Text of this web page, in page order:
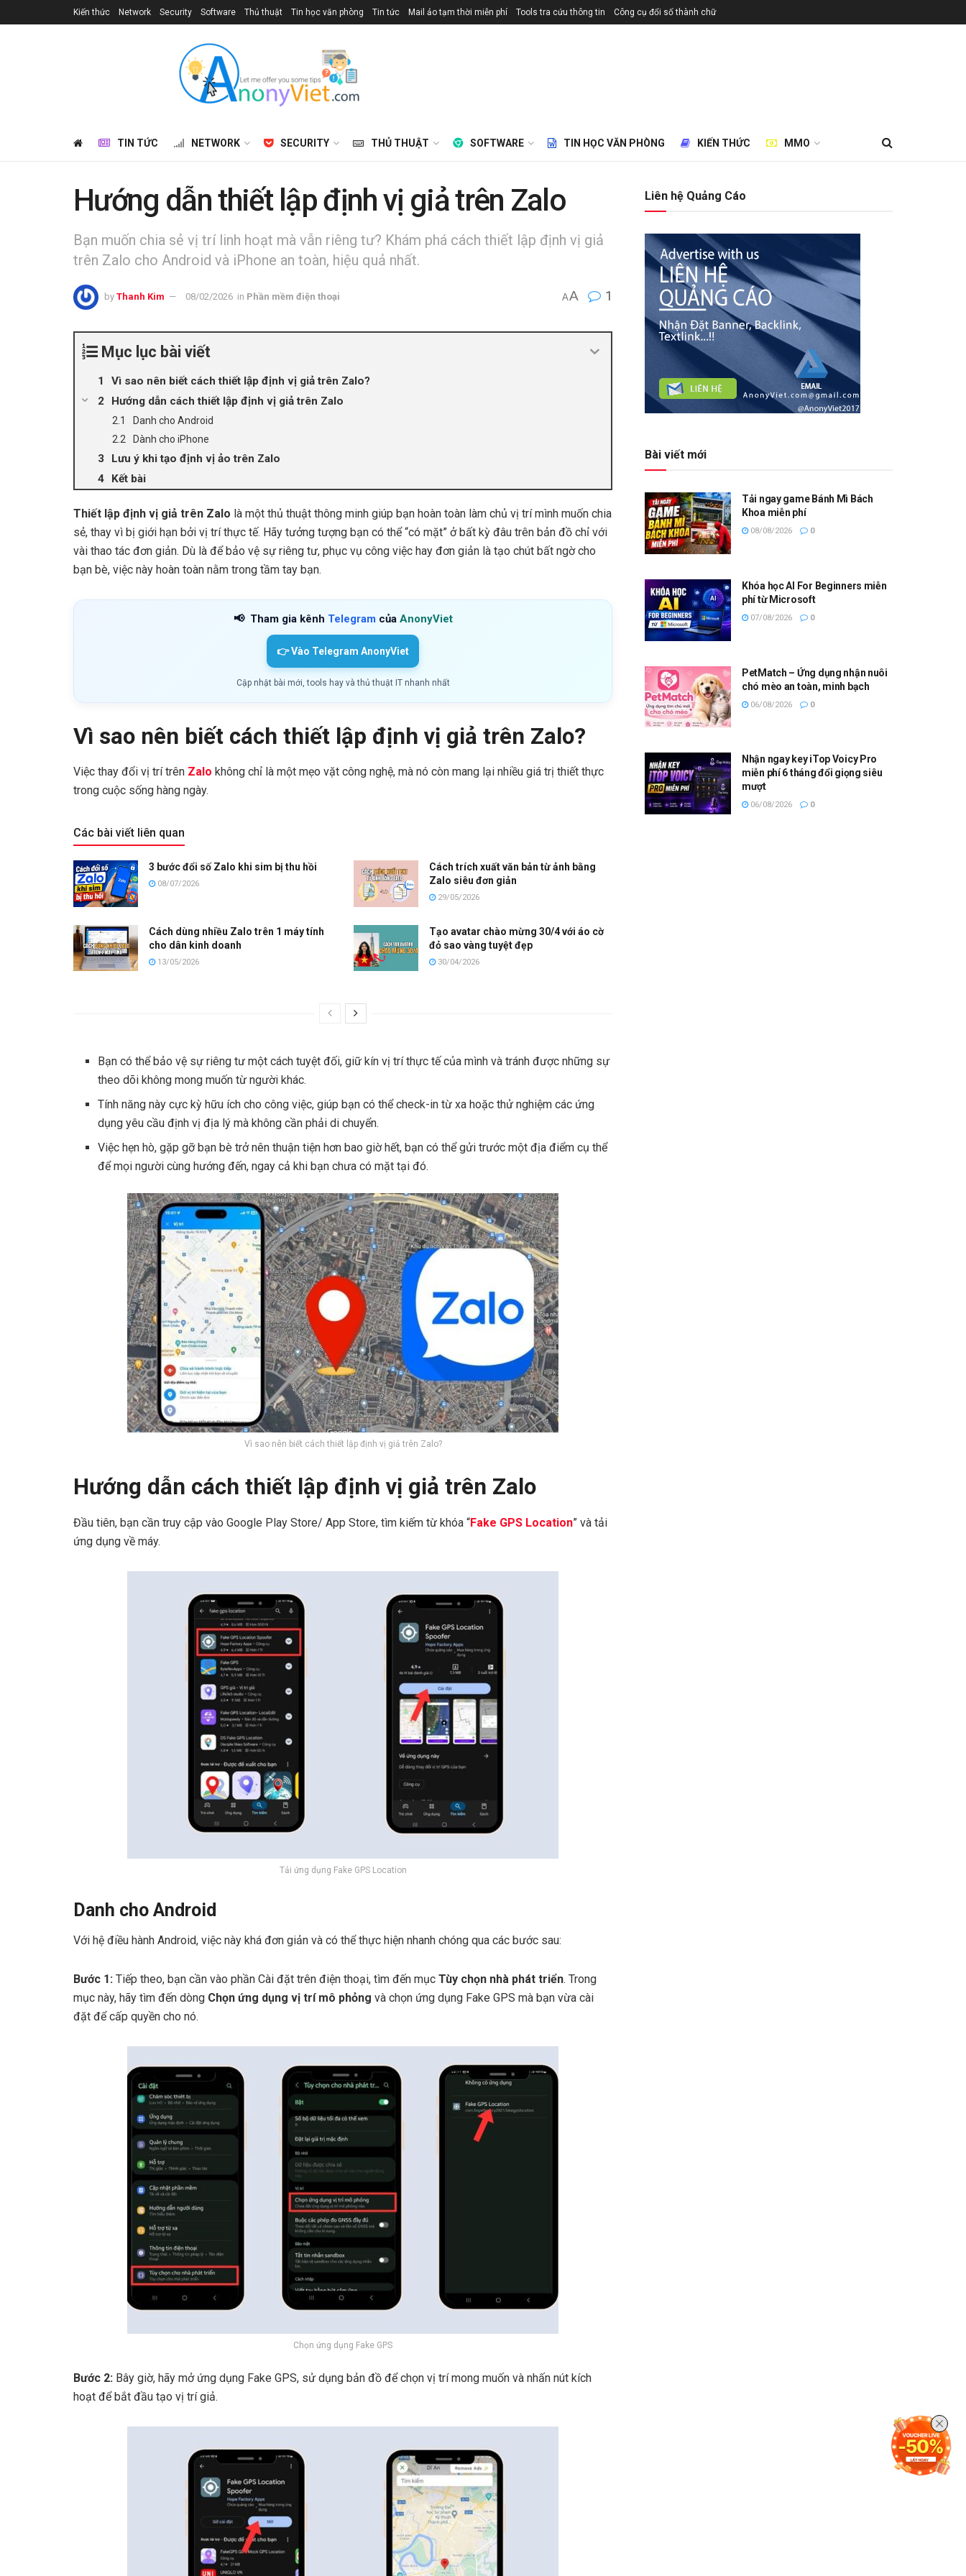
Kiến thức Network Security Software Thủ thuật Tin học văn phòng Tin tức Mail ảo tạm thời miễn phí Tools tra cứu thông tin Công cụ đổi số thành chữ
TIN TỨC NETWORK SECURITY THỦ THUẬT SOFTWARE TIN HỌC VĂN PHÒNG KIẾN THỨC MMO
Hướng dẫn thiết lập định vị giả trên Zalo
Bạn muốn chia sẻ vị trí linh hoạt mà vẫn riêng tư? Khám phá cách thiết lập định vị giả
trên Zalo cho Android và iPhone an toàn, hiệu quả nhất.
by Thanh Kim 08/02/2026 in Phần mềm điện thoại AA 1
Mục lục bài viết
Vì sao nên biết cách thiết lập định vị giả trên Zalo?
Hướng dẫn cách thiết lập định vị giả trên Zalo
Danh cho Android
Dành cho iPhone
Lưu ý khi tạo định vị ảo trên Zalo
Kết bài
Thiết lập định vị giả trên Zalo là một thủ thuật thông minh giúp bạn hoàn toàn làm chủ vị trí mình muốn chia
sẻ, thay vì bị giới hạn bởi vị trí thực tế. Hãy tưởng tượng bạn có thể “có mặt” ở bất kỳ đâu trên bản đồ chỉ với
vài thao tác đơn giản. Dù là để bảo vệ sự riêng tư, phục vụ công việc hay đơn giản là tạo chút bất ngờ cho
bạn bè, việc này hoàn toàn nằm trong tầm tay bạn.
📢 Tham gia kênh Telegram của AnonyViet
👉 Vào Telegram AnonyViet
Cập nhật bài mới, tools hay và thủ thuật IT nhanh nhất
Vì sao nên biết cách thiết lập định vị giả trên Zalo?
Việc thay đổi vị trí trên Zalo không chỉ là một mẹo vặt công nghệ, mà nó còn mang lại nhiều giá trị thiết thực
trong cuộc sống hàng ngày.
Các bài viết liên quan
3 bước đổi số Zalo khi sim bị thu hồi
08/07/2026
Cách trích xuất văn bản từ ảnh bằng
Zalo siêu đơn giản
29/05/2026
Cách dùng nhiều Zalo trên 1 máy tính
cho dân kinh doanh
13/05/2026
Tạo avatar chào mừng 30/4 với áo cờ
đỏ sao vàng tuyệt đẹp
30/04/2026
Bạn có thể bảo vệ sự riêng tư một cách tuyệt đối, giữ kín vị trí thực tế của mình và tránh được những sự
theo dõi không mong muốn từ người khác.
Tính năng này cực kỳ hữu ích cho công việc, giúp bạn có thể check-in từ xa hoặc thử nghiệm các ứng
dụng yêu cầu định vị địa lý mà không cần phải di chuyển.
Việc hẹn hò, gặp gỡ bạn bè trở nên thuận tiện hơn bao giờ hết, bạn có thể gửi trước một địa điểm cụ thể
để mọi người cùng hướng đến, ngay cả khi bạn chưa có mặt tại đó.
Vì sao nên biết cách thiết lập định vị giả trên Zalo?
Hướng dẫn cách thiết lập định vị giả trên Zalo
Đầu tiên, bạn cần truy cập vào Google Play Store/ App Store, tìm kiếm từ khóa “Fake GPS Location” và tải
ứng dụng về máy.
Tải ứng dụng Fake GPS Location
Danh cho Android
Với hệ điều hành Android, việc này khá đơn giản và có thể thực hiện nhanh chóng qua các bước sau:
Bước 1: Tiếp theo, bạn cần vào phần Cài đặt trên điện thoại, tìm đến mục Tùy chọn nhà phát triển. Trong
mục này, hãy tìm đến dòng Chọn ứng dụng vị trí mô phỏng và chọn ứng dụng Fake GPS mà bạn vừa cài
đặt để cấp quyền cho nó.
Chọn ứng dụng Fake GPS
Bước 2: Bây giờ, hãy mở ứng dụng Fake GPS, sử dụng bản đồ để chọn vị trí mong muốn và nhấn nút kích
hoạt để bắt đầu tạo vị trí giả.
Liên hệ Quảng Cáo
Bài viết mới
Tải ngay game Bánh Mì Bách
Khoa miễn phí
08/08/2026 0
Khóa học AI For Beginners miễn
phí từ Microsoft
07/08/2026 0
PetMatch – Ứng dụng nhận nuôi
chó mèo an toàn, minh bạch
06/08/2026 0
Nhận ngay key iTop Voicy Pro
miễn phí 6 tháng đổi giọng siêu
mượt
06/08/2026 0